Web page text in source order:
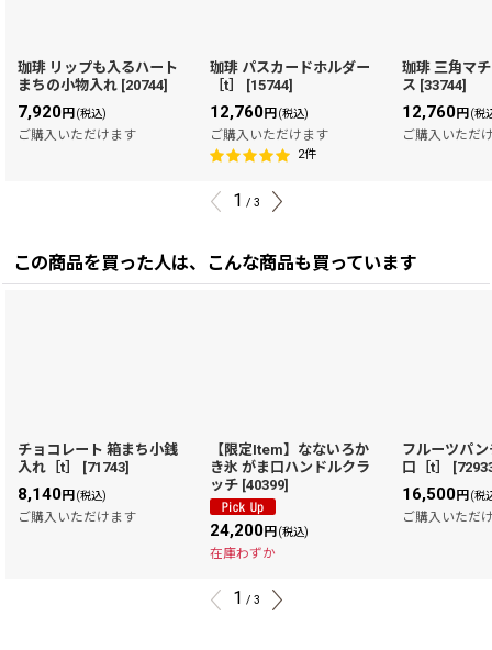
珈琲 リップも入るハート
まちの小物入れ [20744]
7,920円(税込)
ご購入いただけます
珈琲 パスカードホルダー
［t］
[15744]
12,760円(税込)
ご購入いただけます
2件
珈琲 三角マ
ス [33744]
12,760円(税
ご購入いただ
1 / 3
この商品を買った人は、こんな商品も買っています
チョコレート 箱まち小銭
入れ［t］
[71743]
8,140円 (税込)
ご購入いただけます
【限定Item】なないろか
き氷 がま口ハンドルクラ
ッチ [40399]
24,200円 (税込)
在庫わずか
フルーツパ
口［t］
[
16,500円 (税
ご購入いただ
1 / 3